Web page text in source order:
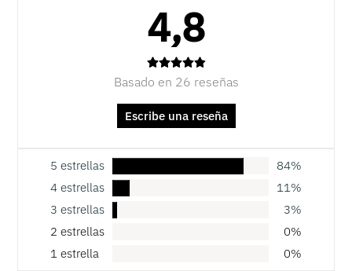
4,8
Basado en 26 reseñas
Escribe una reseña
5 estrellas
84%
4 estrellas
11%
3 estrellas
3%
2 estrellas
0%
1 estrella
0%